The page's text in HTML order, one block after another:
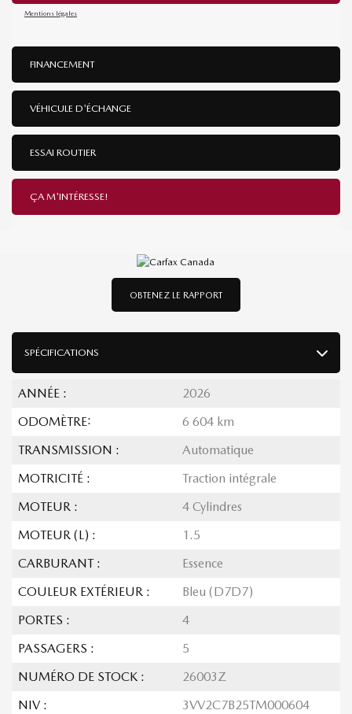
OBTENEZ LE RAPPORT
SPÉCIFICATIONS
ANNÉE :
2026
ODOMÈTRE:
6 604 km
TRANSMISSION :
Automatique
MOTRICITÉ :
Traction intégrale
MOTEUR :
4 Cylindres
MOTEUR (L) :
1.5
CARBURANT :
Essence
COULEUR EXTÉRIEUR :
Bleu (D7D7)
PORTES :
4
PASSAGERS :
5
NUMÉRO DE STOCK :
26003Z
NIV :
3VV2C7B25TM000604
Mentions légales
FINANCEMENT
VÉHICULE D'ÉCHANGE
ESSAI ROUTIER
ÇA M'INTÉRESSE!